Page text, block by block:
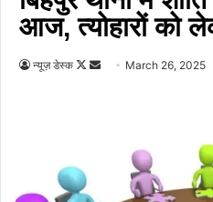
आज, त्योहारों को
न्यूज़ डेस्क
Follow
Send March 26, 2025